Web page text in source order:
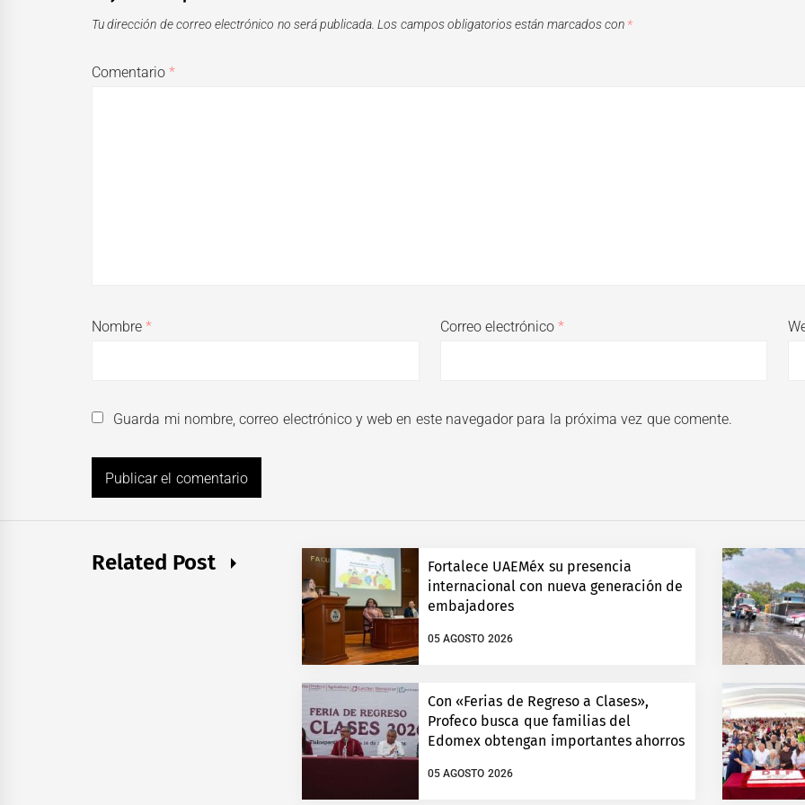
Tu dirección de correo electrónico no será publicada. Los campos obligatorios están marcados con *
Comentario*
Nombre* Correo electrónico*
Guarda mi nombre, correo electrónico y web en este navegador para la próxima vez que comente.
Related Post
Fortalece UAEMéx su presencia
internacional con nueva generación de
embajadores
05 AGOSTO 2026
Con «Ferias de Regreso a Clases»,
Profeco busca que familias del
Edomex obtengan importantes ahorros
05 AGOSTO 2026